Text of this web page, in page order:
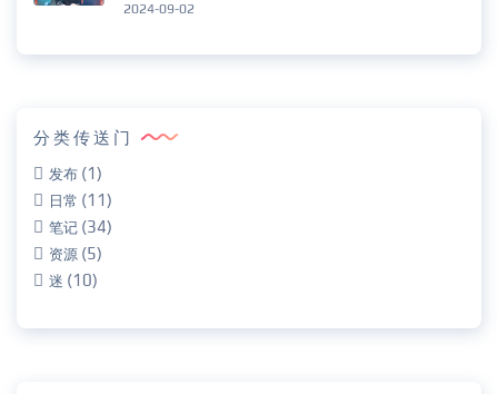
2024-09-02
分类传送门
发布 (1)
日常 (11)
笔记 (34)
资源 (5)
迷 (10)